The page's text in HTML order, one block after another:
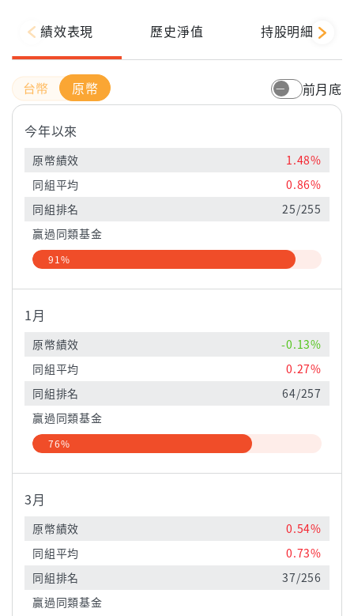
績效表現 歷史淨值 持股明細
原幣 前月底
今年以來
原幣績效
1.48%
同組平均
0.86%
同組排名
25/255
贏過同類基金
91%
1月
原幣績效
-0.13%
同組平均
0.27%
同組排名
64/257
贏過同類基金
76%
3月
原幣績效
0.54%
同組平均
0.73%
同組排名
37/256
贏過同類基金